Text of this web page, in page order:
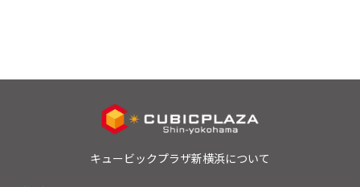
キュービックプラザ新横浜について